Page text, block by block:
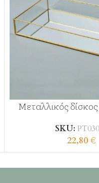
Μεταλλικός
SKU:
22,80€